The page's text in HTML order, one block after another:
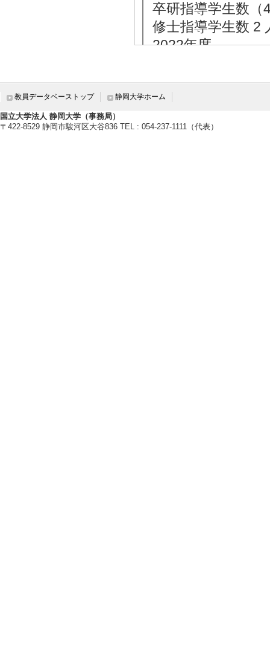
卒研指導学生数（
修士指導学生数 2
2022年度
卒研指導学生数（
修士指導学生数 1
卒研指導学生数
教員データベーストップ 静岡大学ホーム
国立大学法人 静岡大学（事務局）
〒422-8529 静岡市駿河区大谷836 TEL : 054-237-1111（代表）